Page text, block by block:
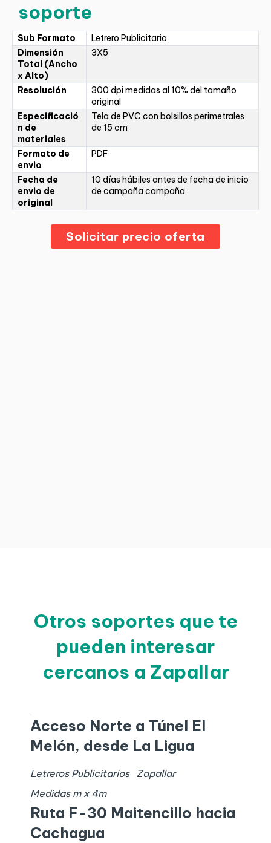
soporte
Sub Formato
Letrero Publicitario
Dimensión
Total (Ancho
x Alto)
3X5
Resolución
300 dpi medidas al 10% del tamaño
original
Especificació
n de
materiales
Tela de PVC con bolsillos perimetrales
de 15 cm
Formato de
envio
PDF
Fecha de
envio de
original
10 días hábiles antes de fecha de inicio
de campaña campaña
Solicitar precio oferta
Otros soportes que te
pueden interesar
cercanos a Zapallar
Acceso Norte a Túnel El
Melón, desde La Ligua
Letreros Publicitarios
Zapallar
Medidas m x 4m
Ruta F-30 Maitencillo hacia
Cachagua